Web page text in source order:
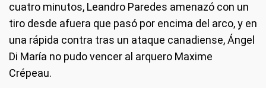
cuatro minutos, Leandro Paredes amenazó con un
tiro desde afuera que pasó por encima del arco, y en
una rápida contra tras un ataque canadiense, Ángel
Di María no pudo vencer al arquero Maxime
Crépeau.